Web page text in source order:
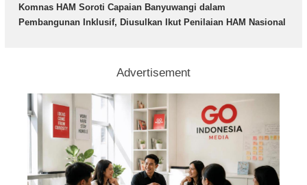
Komnas HAM Soroti Capaian Banyuwangi dalam
Pembangunan Inklusif, Diusulkan Ikut Penilaian HAM Nasional
Advertisement